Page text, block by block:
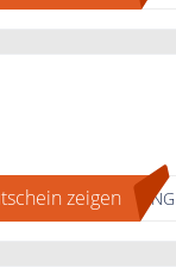
zeigen PING